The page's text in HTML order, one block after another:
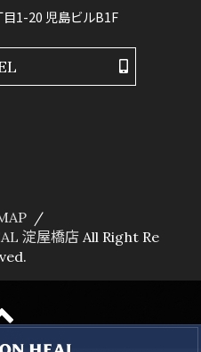
1-20 児島ビルB1F
淀屋橋店 All Right Re